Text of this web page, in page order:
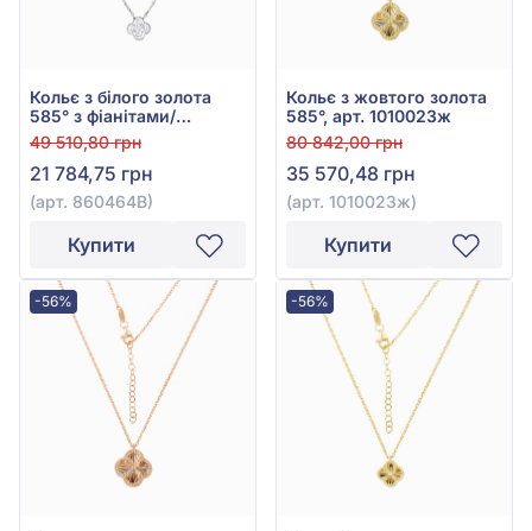
Кольє з білого золота
585° з фіанітами/
куб.цирконієм, арт.
860464В
49 510,80 грн
21 784,75 грн
(арт. 860464В)
Купити
Кольє з жовтого золота
585°, арт. 1010023ж
80 842,00 грн
35 570,48 грн
(арт. 1010023ж)
Купити
-56% -56%